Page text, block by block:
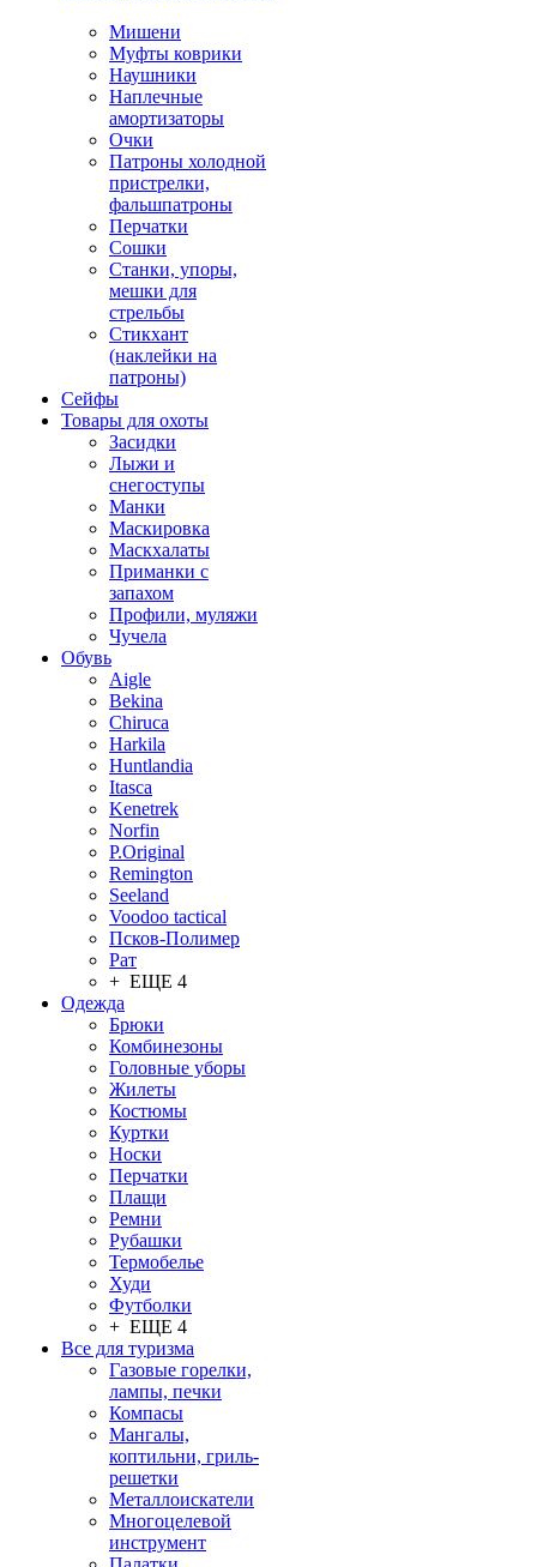
Мишени
Муфты коврики
Наушники
Наплечные
амортизаторы
Очки
Патроны холодной
пристрелки,
фальшпатроны
Перчатки
Сошки
Станки, упоры,
мешки для
стрельбы
Стикхант
(наклейки на
патроны)
Сейфы
Товары для охоты
Засидки
Лыжи и
снегоступы
Манки
Маскировка
Маскхалаты
Приманки с
запахом
Профили, муляжи
Чучела
Обувь
Aigle
Bekina
Chiruсa
Harkila
Huntlandia
Itasca
Kenetrek
Norfin
P.Original
Remington
Seeland
Voodoo tactical
Псков-Полимер
Рат
+ ЕЩЕ 4
Одежда
Брюки
Комбинезоны
Головные уборы
Жилеты
Костюмы
Куртки
Носки
Перчатки
Плащи
Ремни
Рубашки
Термобелье
Худи
Футболки
+ ЕЩЕ 4
Все для туризма
Газовые горелки,
лампы, печки
Компасы
Мангалы,
коптильни, гриль-
решетки
Металлоискатели
Многоцелевой
инструмент